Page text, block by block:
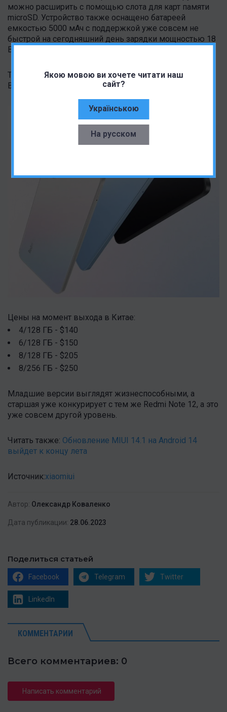
Якою мовою ви хочете читати наш
сайт?
Українською
На русском
можно расширить с помощью слота для карт памяти
microSD. Устройство также оснащено батареей
емкостью 5000 мАч с поддержкой уже совсем не
быстрой на сегодняшний день зарядки мощностью 18
Вт.
Телефон доступен в трех цветах: Midnight Black, Time
Blue и Sky Fantasy.
Цены на момент выхода в Китае:
4/128 ГБ - $140
6/128 ГБ - $150
8/128 ГБ - $205
8/256 ГБ - $250
Младшие версии выглядят жизнеспособными, а
старшая уже конкурирует с тем же Redmi Note 12, а это
уже совсем другой уровень.
Читать также: Обновление MIUI 14.1 на Android 14
выйдет к концу лета
Источник:xiaomiui
Автор: Олександр Коваленко
Дата публикации: 28.06.2023
Поделиться статьей
Facebook Telegram Twitter
LinkedIn
КОММЕНТАРИИ
Всего комментариев: 0
Написать комментарий